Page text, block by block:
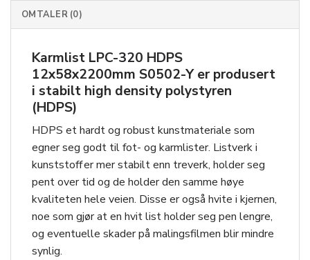
OMTALER (0)
Karmlist LPC-320 HDPS
12x58x2200mm S0502-Y erprodusert
i stabilt high density polystyren
(HDPS)
HDPS et hardt og robust kunstmateriale som
egner seg godt til fot- og karmlister. Listverk i
kunststoff er mer stabilt enn treverk, holder seg
pent over tid og de holder den samme høye
kvaliteten hele veien. Disse er også hvite i kjernen,
noe som gjør at en hvit list holder seg pen lengre,
og eventuelle skader på malingsfilmen blir mindre
synlig.